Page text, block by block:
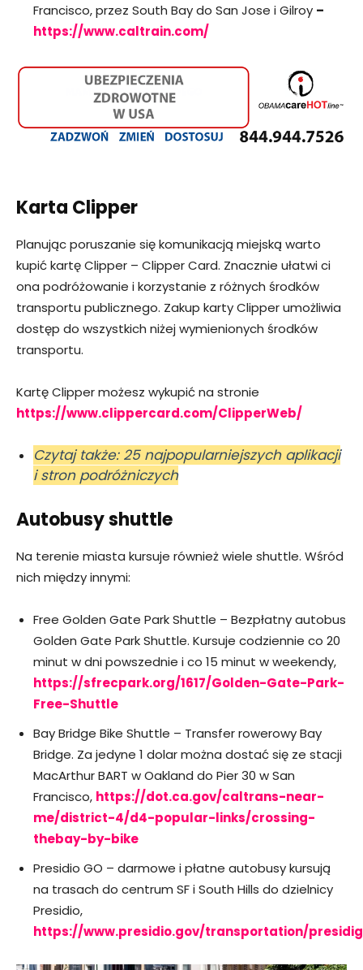
Francisco, przez South Bay do San Jose i Gilroy –
https://www.caltrain.com/
Karta Clipper
Planując poruszanie się komunikacją miejską warto
kupić kartę Clipper – Clipper Card. Znacznie ułatwi ci
ona podróżowanie i korzystanie z różnych środków
transportu publicznego. Zakup karty Clipper umożliwia
dostęp do wszystkich niżej wymienionych środków
transportu.
Kartę Clipper możesz wykupić na stronie
https://www.clippercard.com/ClipperWeb/
Czytaj także: 25 najpopularniejszych aplikacji
i stron podróżniczych
Autobusy shuttle
Na terenie miasta kursuje również wiele shuttle. Wśród
nich między innymi:
Free Golden Gate Park Shuttle – Bezpłatny autobus
Golden Gate Park Shuttle. Kursuje codziennie co 20
minut w dni powszednie i co 15 minut w weekendy,
https://sfrecpark.org/1617/Golden-Gate-Park-
Free-Shuttle
Bay Bridge Bike Shuttle – Transfer rowerowy Bay
Bridge. Za jedyne 1 dolar można dostać się ze stacji
MacArthur BART w Oakland do Pier 30 w San
Francisco, https://dot.ca.gov/caltrans-near-
me/district-4/d4-popular-links/crossing-
thebay-by-bike
Presidio GO – darmowe i płatne autobusy kursują
na trasach do centrum SF i South Hills do dzielnicy
Presidio,
https://www.presidio.gov/transportation/